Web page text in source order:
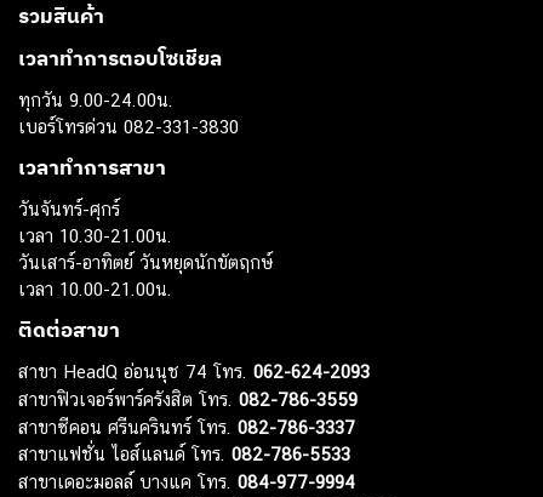
รวมสินค้า
เวลาทำการตอบโซเชียล
ทุกวัน 9.00-24.00น.
เบอร์โทรด่วน 082-331-3830
เวลาทำการสาขา
วันจันทร์-ศุกร์
เวลา 10.30-21.00น.
วันเสาร์-อาทิตย์ วันหยุดนักขัตฤกษ์
เวลา 10.00-21.00น.
ติดต่อสาขา
สาขา HeadQ อ่อนนุช 74 โทร. 062-624-2093
สาขาฟิวเจอร์พาร์ครังสิต โทร. 082-786-3559
สาขาซีคอน ศรีนครินทร์ โทร. 082-786-3337
สาขาแฟชั่น ไอส์แลนด์ โทร. 082-786-5533
สาขาเดอะมอลล์ บางแค โทร. 084-977-9994